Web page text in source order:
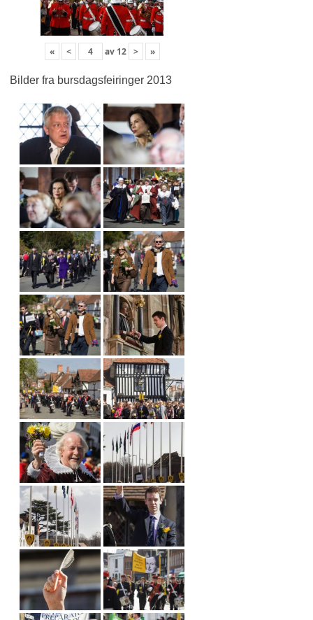
« < av 12 > »
Bilder fra bursdagsfeiringer 2013